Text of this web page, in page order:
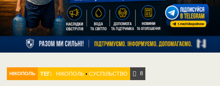
НІКОПОЛЬ ТЕГ: НІКОПОЛЬ •СУСПІЛЬСТВО 8